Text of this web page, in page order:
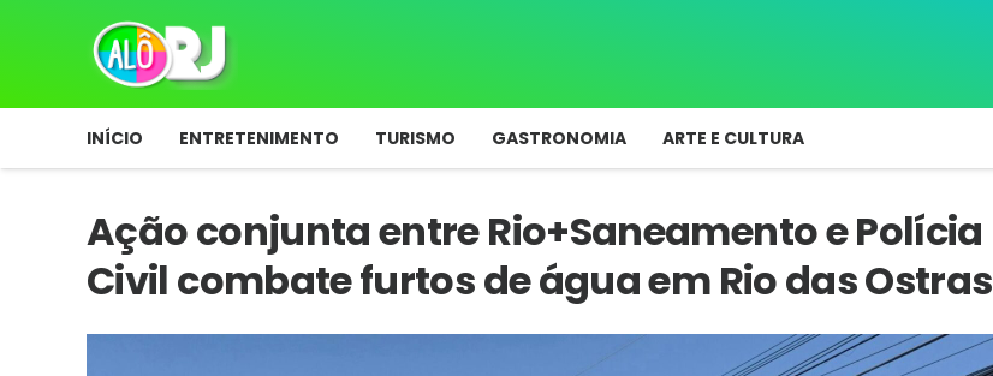
INÍCIO ENTRETENIMENTO TURISMO GASTRONOMIA ARTE E CULTURA
Ação conjunta entre Rio+Saneamento e Polícia
Civil combate furtos de água em Rio das Ostras